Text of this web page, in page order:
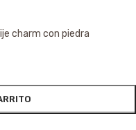
charm con piedra